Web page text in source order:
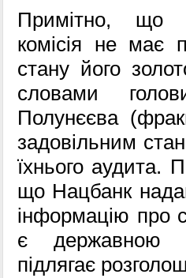
Примітно, що
комісія не має
стану його
словами
Полунєєва
задовільним
їхнього аудита.
що Нацбанк
інформацію про
є державною
підлягає